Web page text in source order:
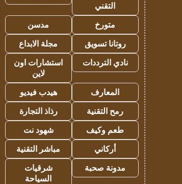
التقني
متورخ
مدسن
روتانا تسويق
مجلة الابداع
نادي الترددات
استشارات اون
لاين
المعارف
هيدب فيديو
رمح التقنية
رذاذ التجارة
طعم وكيف
شهود نت
أركاني
مباشر التقنية
مدونة صحبة
شرقيات
السياحة